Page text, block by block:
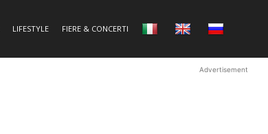
LIFESTYLE FIERE & CONCERTI
Advertisement